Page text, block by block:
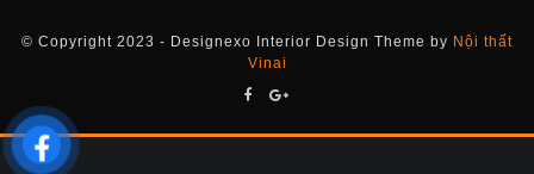
© Copyright 2023 - Designexo Interior Design Theme by Nội thất
Vinai